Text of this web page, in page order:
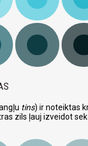
tins) ir noteiktas
zils ļauj izveidot